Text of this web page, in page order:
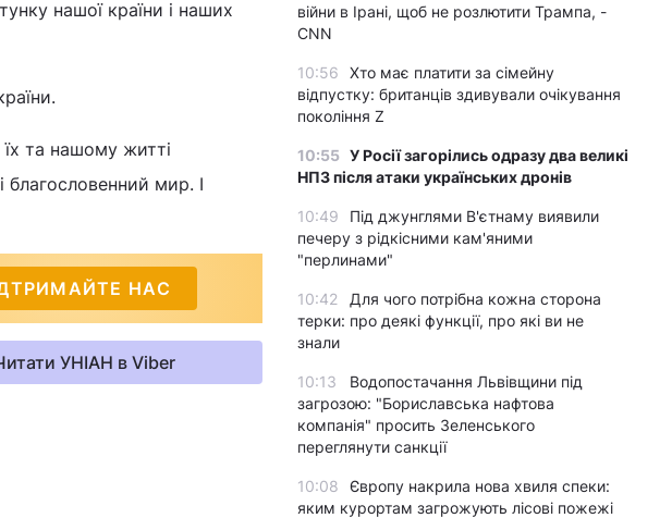
нашої країни і наших
їх та нашому житті
благословенний мир. І
НАС
УНІАН в Viber
війни в Ірані, щоб не розлютити Трампа, -
CNN
10:56
Хто має платити за сімейну
відпустку: британців здивували очікування
покоління Z
10:55 У Росії загорілись одразу два великі
НПЗ після атаки українських дронів
10:49
Під джунглями В'єтнаму виявили
печеру з рідкісними кам'яними
"перлинами"
10:42
Для чого потрібна кожна сторона
терки: про деякі функції, про які ви не
знали
10:13
Водопостачання Львівщини під
загрозою: "Бориславська нафтова
компанія" просить Зеленського
переглянути санкції
10:08
Європу накрила нова хвиля спеки:
яким курортам загрожують лісові пожежі